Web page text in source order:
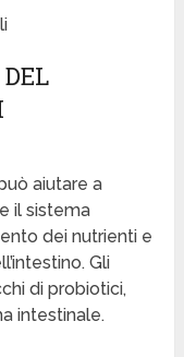
aiutare a
il sistema
dei nutrienti e
Gli
di probiotici,
intestinale.